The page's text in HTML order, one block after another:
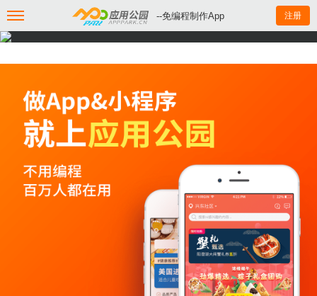
--免编程制作App 注册